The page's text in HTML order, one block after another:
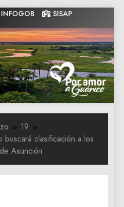
INFOGOB SISAP
Gobernacion
de Guarico
Gobernacion de Guarico
19
buscará clasificación a los
Asunción